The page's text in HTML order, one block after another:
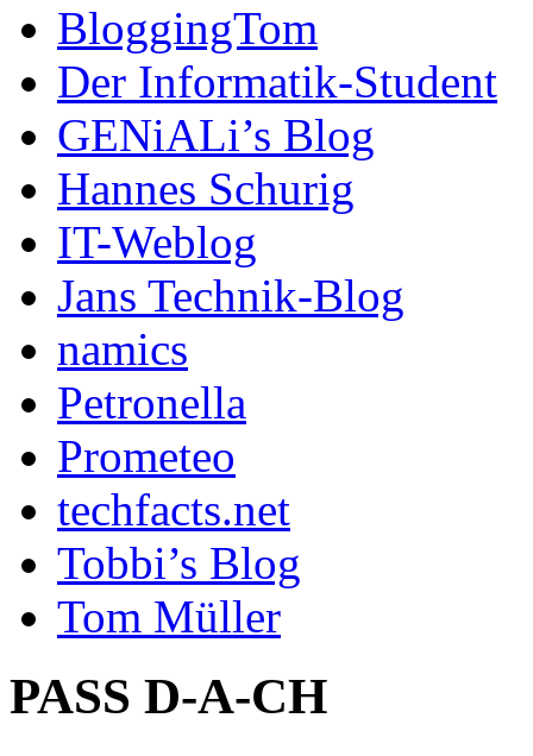
BloggingTom
Der Informatik-Student
GENiALi’s Blog
Hannes Schurig
IT-Weblog
Jans Technik-Blog
namics
Petronella
Prometeo
techfacts.net
Tobbi’s Blog
Tom Müller
PASS D-A-CH